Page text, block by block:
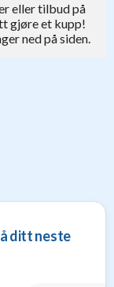
eller tilbud på
gjøre et kupp!
ned på siden.
ditt neste